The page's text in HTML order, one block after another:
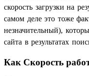
скорость загрузки на
самом деле это тоже
незначительный),
сайта в результатах
Как Скорость